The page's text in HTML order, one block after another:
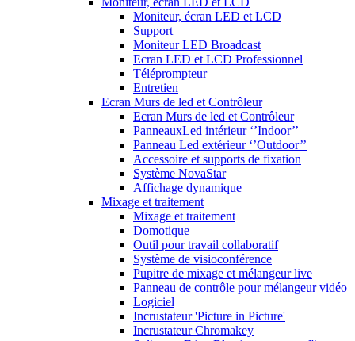
Moniteur, écran LED et LCD
Support
Moniteur LED Broadcast
Ecran LED et LCD Professionnel
Téléprompteur
Entretien
Ecran Murs de led et Contrôleur
Ecran Murs de led et Contrôleur
PanneauxLed intérieur ‘’Indoor’’
Panneau Led extérieur ‘’Outdoor’’
Accessoire et supports de fixation
Système NovaStar
Affichage dynamique
Mixage et traitement
Mixage et traitement
Domotique
Outil pour travail collaboratif
Système de visioconférence
Pupitre de mixage et mélangeur live
Panneau de contrôle pour mélangeur vidéo
Logiciel
Incrustateur 'Picture in Picture'
Incrustateur Chromakey